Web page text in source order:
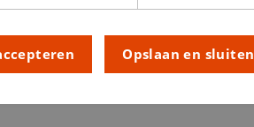
Opslaan en sluiten